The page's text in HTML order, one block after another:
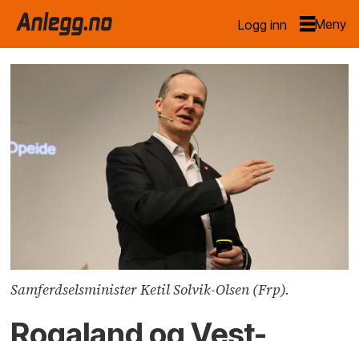
Logg inn
Samferdselsminister Ketil Solvik-Olsen (Frp).